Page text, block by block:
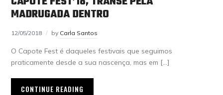
MADRUGADA DENTRO
12/05/2018 by Carla Santos
O Capote Fest é daqueles festivais que seguimos
praticamente desde a sua nascença, mas em […]
CONTINUE READING